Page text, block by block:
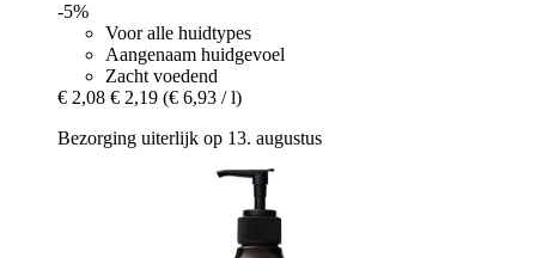
-5%
Voor alle huidtypes
Aangenaam huidgevoel
Zacht voedend
€ 2,08 € 2,19 (€ 6,93 / l)
Bezorging uiterlijk op 13. augustus